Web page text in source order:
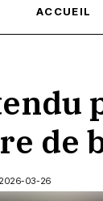
ACCUEIL
de
2026-03-26